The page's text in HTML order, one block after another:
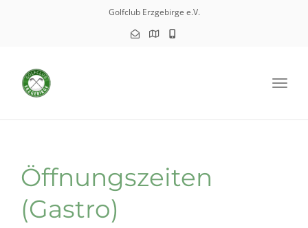
Golfclub Erzgebirge e.V.
Öffnungszeiten
(Gastro)